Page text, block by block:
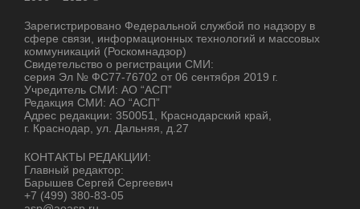
Зарегистрировано Федеральной службой по надзору в
сфере связи, информационных технологий и массовых
коммуникаций (Роскомнадзор)
Свидетельство о регистрации СМИ:
серия Эл № ФС77-76702 от 06 сентября 2019 г.
Учредитель СМИ: АО “АСП”
Редакция СМИ: АО “АСП”
Адрес редакции: 350051, Краснодарский край,
г. Краснодар, ул. Дальняя, д.27
КОНТАКТЫ РЕДАКЦИИ:
Главный редактор:
Барышев Сергей Сергеевич
+7 (499) 380-83-05